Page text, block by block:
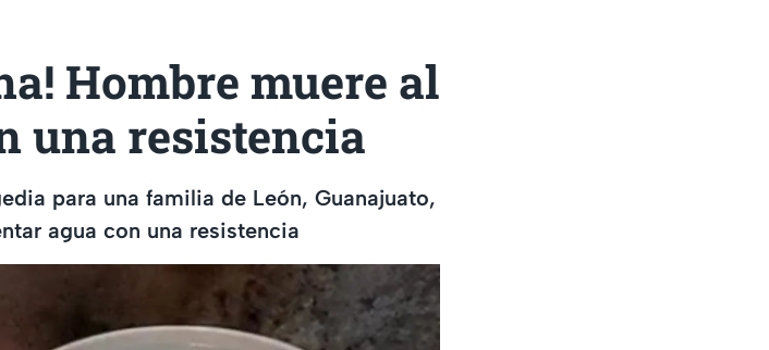
Hombre muere al
una resistencia
para una familia de León, Guanajuato,
agua con una resistencia